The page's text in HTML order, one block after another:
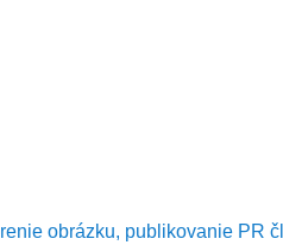
obrázku, publikovanie PR